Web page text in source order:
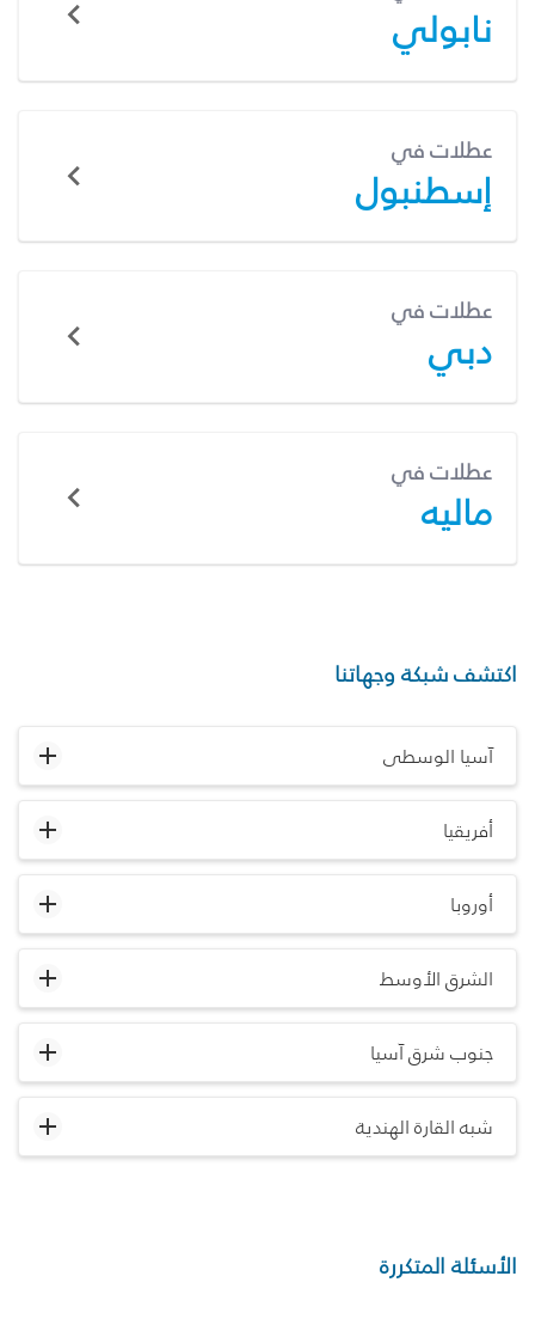
نابولي
عطلات في
إسطنبول
عطلات في
دبي
عطلات في
ماليه
اكتشف شبكة وجهاتنا
آسيا الوسطى
أفريقيا
أوروبا
الشرق الأوسط
جنوب شرق آسيا
شبه القارة الهندية
الأسئلة المتكررة